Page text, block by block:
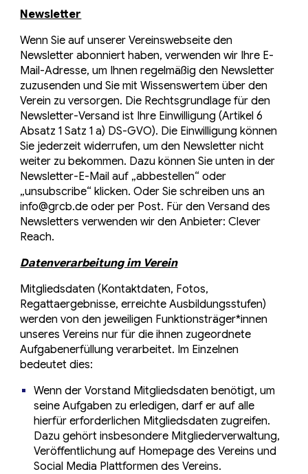
Newsletter
Wenn Sie auf unserer Vereinswebseite den
Newsletter abonniert haben, verwenden wir Ihre E-
Mail-Adresse, um Ihnen regelmäßig den Newsletter
zuzusenden und Sie mit Wissenswertem über den
Verein zu versorgen. Die Rechtsgrundlage für den
Newsletter-Versand ist Ihre Einwilligung (Artikel 6
Absatz 1 Satz 1 a) DS-GVO). Die Einwilligung können
Sie jederzeit widerrufen, um den Newsletter nicht
weiter zu bekommen. Dazu können Sie unten in der
Newsletter-E-Mail auf „abbestellen“ oder
„unsubscribe“ klicken. Oder Sie schreiben uns an
info@grcb.de oder per Post. Für den Versand des
Newsletters verwenden wir den Anbieter: Clever
Reach.
Datenverarbeitung im Verein
Mitgliedsdaten (Kontaktdaten, Fotos,
Regattaergebnisse, erreichte Ausbildungsstufen)
werden von den jeweiligen Funktionsträger*innen
unseres Vereins nur für die ihnen zugeordnete
Aufgabenerfüllung verarbeitet. Im Einzelnen
bedeutet dies:
Wenn der Vorstand Mitgliedsdaten benötigt, um
seine Aufgaben zu erledigen, darf er auf alle
hierfür erforderlichen Mitgliedsdaten zugreifen.
Dazu gehört insbesondere Mitgliederverwaltung,
Veröffentlichung auf Homepage des Vereins und
Social Media Plattformen des Vereins.